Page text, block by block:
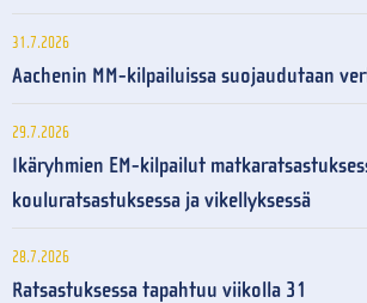
31.7.2026
Aachenin MM-kilpailuissa suojaudutaan
29.7.2026
Ikäryhmien EM-kilpailut
kouluratsastuksessa ja vikellyksessä
28.7.2026
Ratsastuksessa tapahtuu viikolla 31